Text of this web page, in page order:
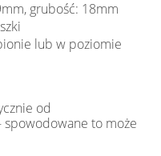
grubość: 18mm
lub w poziomie
od
spowodowane to może